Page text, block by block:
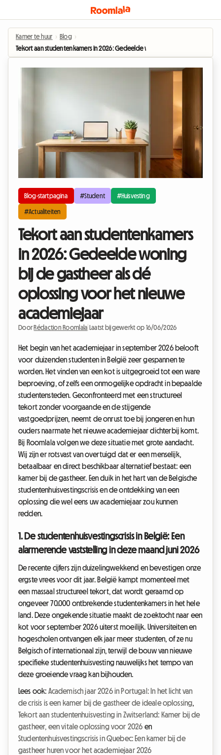
Kamer te huur › Blog ›
Tekort aan studentenkamers in 2026: Gedeelde woning bij de gastheer als
Blog-startpagina #Student #Huisvesting
#Actualiteiten
Tekort aan studentenkamers
in 2026: Gedeelde woning
bij de gastheer als dé
oplossing voor het nieuwe
academiejaar
Door Rédaction Roomlala Laatst bijgewerkt op 16/06/2026
Het begin van het academiejaar in september 2026 belooft
voor duizenden studenten in België zeer gespannen te
worden. Het vinden van een kot is uitgegroeid tot een ware
beproeving, of zelfs een onmogelijke opdracht in bepaalde
studentensteden. Geconfronteerd met een structureel
tekort zonder voorgaande en de stijgende
vastgoedprijzen, neemt de onrust toe bij jongeren en hun
ouders naarmate het nieuwe academiejaar dichterbij komt.
Bij Roomlala volgen we deze situatie met grote aandacht.
Wij zijn er rotsvast van overtuigd dat er een menselijk,
betaalbaar en direct beschikbaar alternatief bestaat: een
kamer bij de gastheer. Een duik in het hart van de Belgische
studentenhuisvestingscrisis en de ontdekking van een
oplossing die wel eens uw academiejaar zou kunnen
redden.
1. De studentenhuisvestingscrisis in België: Een
alarmerende vaststelling in deze maand juni 2026
De recente cijfers zijn duizelingwekkend en bevestigen onze
ergste vrees voor dit jaar. België kampt momenteel met
een massaal structureel tekort, dat wordt geraamd op
ongeveer 70.000 ontbrekende studentenkamers in het hele
land. Deze ongekende situatie maakt de zoektocht naar een
kot voor september 2026 uiterst moeilijk. Universiteiten en
hogescholen ontvangen elk jaar meer studenten, of ze nu
Belgisch of internationaal zijn, terwijl de bouw van nieuwe
specifieke studentenhuisvesting nauwelijks het tempo van
deze groeiende vraag kan bijhouden.
Lees ook: Academisch jaar 2026 in Portugal: In het licht van
de crisis is een kamer bij de gastheer de ideale oplossing,
Tekort aan studentenhuisvesting in Zwitserland: Kamer bij de
gastheer, een vitale oplossing voor 2026 en
Studentenhuisvestingscrisis in Quebec: Een kamer bij de
gastheer huren voor het academiejaar 2026